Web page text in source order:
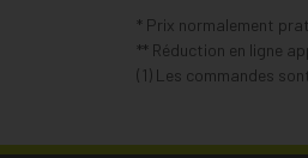
* Prix normalement
** Réduction en ligne
(1) Les commandes